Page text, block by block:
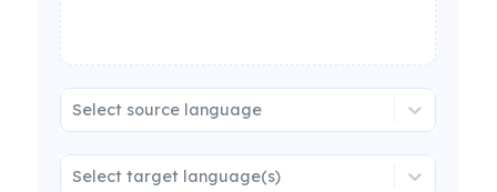
Select source language
Select target language(s)